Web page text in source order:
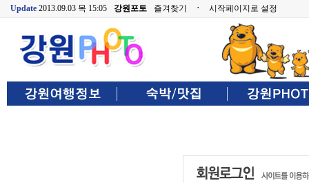
Update 2013.09.03 목 15:05 강원포토 즐겨찾기 ㆍ 시작페이지로 설정